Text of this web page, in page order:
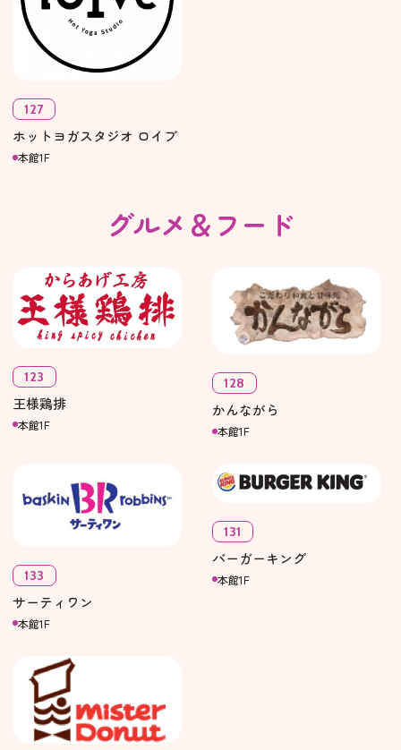
127
ホットヨガスタジオ ロイブ
本館1F
グルメ＆フード
123
王様鶏排
本館1F
128
かんながら
本館1F
133
サーティワン
本館1F
131
バーガーキング
本館1F